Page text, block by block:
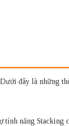
đây là những
tính năng